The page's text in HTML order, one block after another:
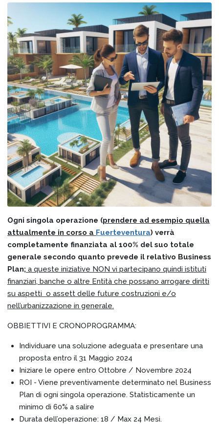
Ogni singola operazione (prendere ad esempio quella
attualmente in corso a Fuerteventura) verrà
completamente finanziata al 100% del suo totale
generale secondo quanto prevede il relativo Business
Plan; a queste iniziative NON vi partecipano quindi istituti
finanziari, banche o altre Entità che possano arrogare diritti
su aspetti o assett delle future costruzioni e/o
nell’urbanizzazione in generale.
OBBIETTIVI E CRONOPROGRAMMA:
Individuare una soluzione adeguata e presentare una
proposta entro il 31 Maggio 2024
Iniziare le opere entro Ottobre / Novembre 2024
ROI - Viene preventivamente determinato nel Business
Plan di ogni singola operazione. Statisticamente un
minimo di 60% a salire
Durata dell’operazione: 18 / Max 24 Mesi.